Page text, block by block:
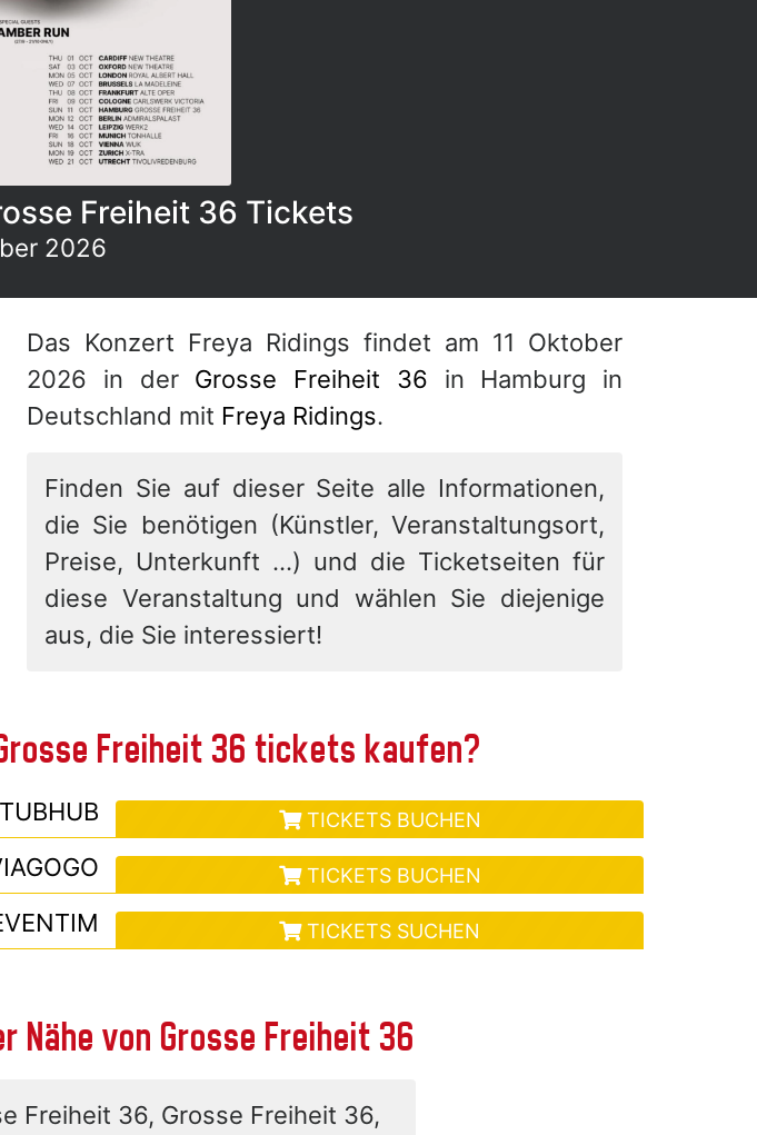
Freiheit 36 Tickets
2026
Das Konzert Freya Ridings findet am 11 Oktober
2026 in der Grosse Freiheit 36 in Hamburg in
Deutschland mit Freya Ridings.
Finden Sie auf dieser Seite alle Informationen,
die Sie benötigen (Künstler, Veranstaltungsort,
Preise, Unterkunft ...) und die Ticketseiten für
diese Veranstaltung und wählen Sie diejenige
aus, die Sie interessiert!
Freiheit 36 tickets kaufen?
TICKETS BUCHEN
TICKETS BUCHEN
TICKETS SUCHEN
Nähe von Grosse Freiheit 36
Freiheit 36, Grosse Freiheit 36,